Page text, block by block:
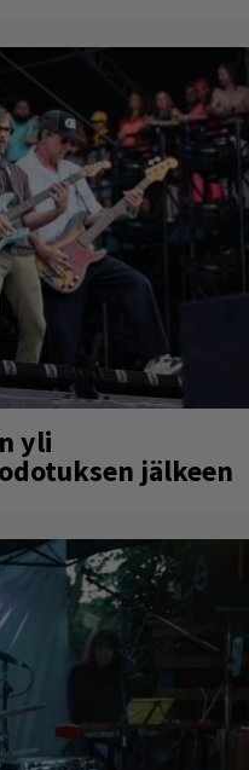
yli
jälkeen